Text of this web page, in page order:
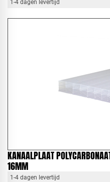
1-4 dagen levertijd
KANAALPLAAT
16MM
1-4 dagen levertijd